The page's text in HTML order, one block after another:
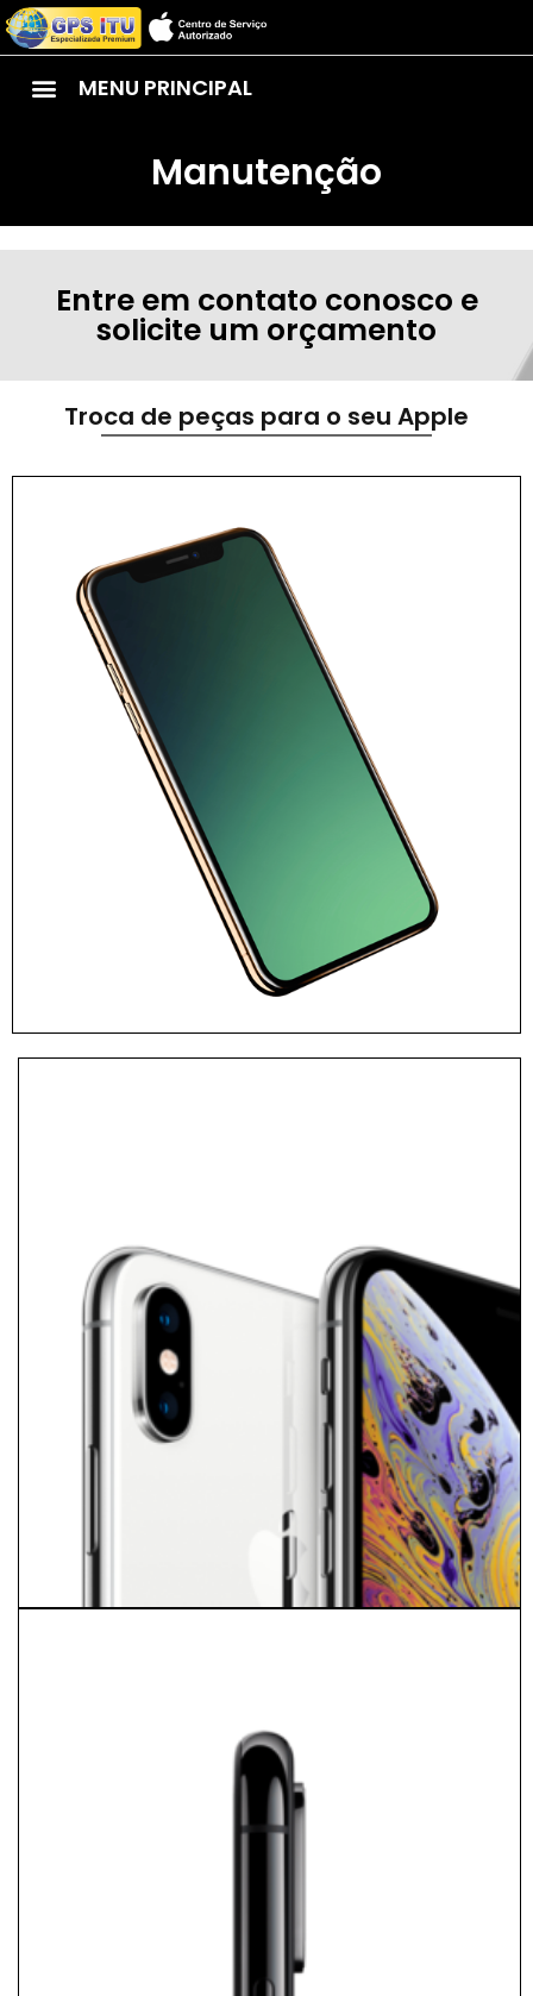
MENU PRINCIPAL
Manutenção
Entre em contato conosco e
solicite um orçamento
Troca de peças para o seu Apple